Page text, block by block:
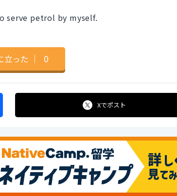
petrol by myself.
立った ｜ 0
Xでポスト